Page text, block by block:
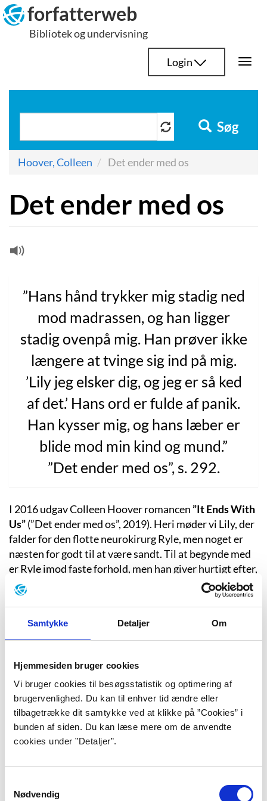
Samtykke Detaljer Om
Hjemmesiden bruger cookies
Vi bruger cookies til besøgsstatistik og optimering af
brugervenlighed. Du kan til enhver tid ændre eller
tilbagetrække dit samtykke ved at klikke på ”Cookies” i
bunden af siden. Du kan læse mere om de anvendte
cookies under ”Detaljer”.
Nødvendig
Hop
til
indhold
forfatterweb
Bibliotek og undervisning
Login
Søg
Hoover, Colleen Det ender med os
Det ender med os
”Hans hånd trykker mig stadig ned
mod madrassen, og han ligger
stadig ovenpå mig. Han prøver ikke
længere at tvinge sig ind på mig.
’Lily jeg elsker dig, og jeg er så ked
af det.’ Hans ord er fulde af panik.
Han kysser mig, og hans læber er
blide mod min kind og mund.”
”Det ender med os”, s. 292.
I 2016 udgav Colleen Hoover romancen”It Ends With
Us”(”Det ender med os”, 2019). Heri møder vi Lily, der
falder for den flotte neurokirurg Ryle, men noget er
næsten for godt til at være sandt. Til at begynde med
er Ryle imod faste forhold, men han giver hurtigt efter,
og de flytter sammen i Ryles smukke lejlighed. Men
der er noget, som indimellem skurrer. Ryle har en
skår i glæden: ”Skænderiet fortsatte med at eskalere,
og vi blev begge to vredere og vredere for hvert
havde været den rigtige beslutning at blive. At stole
på, at vi kunne arbejde med hans vredesproblemer
sammen.” (s. 271).
Da Lilys ungdomskæreste Atlas dukker op, trues alt,
periode, hvor alting var svært, og Lily lod Atlas bo